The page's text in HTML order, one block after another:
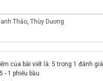
Thảo, Thùy Dương
của bài viết là: 5 trong 1 đánh giá
5 - 1 phiếu bầu